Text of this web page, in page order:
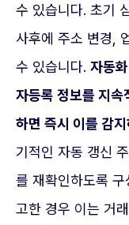
수 있습니다. 초기
사후에 주소 변경,
수 있습니다. 자동
자등록 정보를 지속
하면 즉시 이를 감
기적인 자동 갱신
를 재확인하도록
고한 경우 이는 거